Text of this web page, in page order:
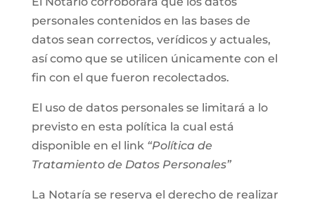
personales contenidos en las bases de
datos sean correctos, verídicos y actuales,
así como que se utilicen únicamente con el
fin con el que fueron recolectados.
El uso de datos personales se limitará a lo
previsto en esta política la cual está
disponible en el link “Política de
Tratamiento de Datos Personales”
La Notaría se reserva el derecho de realizar